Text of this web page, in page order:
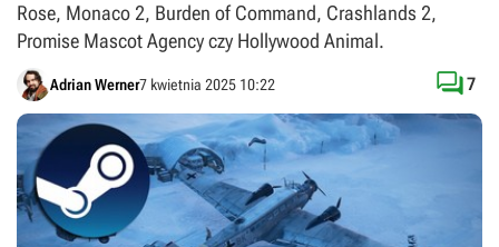
Rose, Monaco 2, Burden of Command, Crashlands 2,
Promise Mascot Agency czy Hollywood Animal.
Adrian Werner7 kwietnia 2025 10:22 7